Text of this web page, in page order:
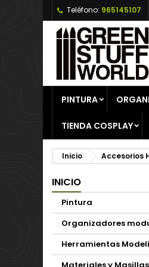
Teléfono: 965145107
PINTURA
TIENDA COSPLAY
Inicio Accesorios
INICIO
Pintura
Organizadores
Herramientas